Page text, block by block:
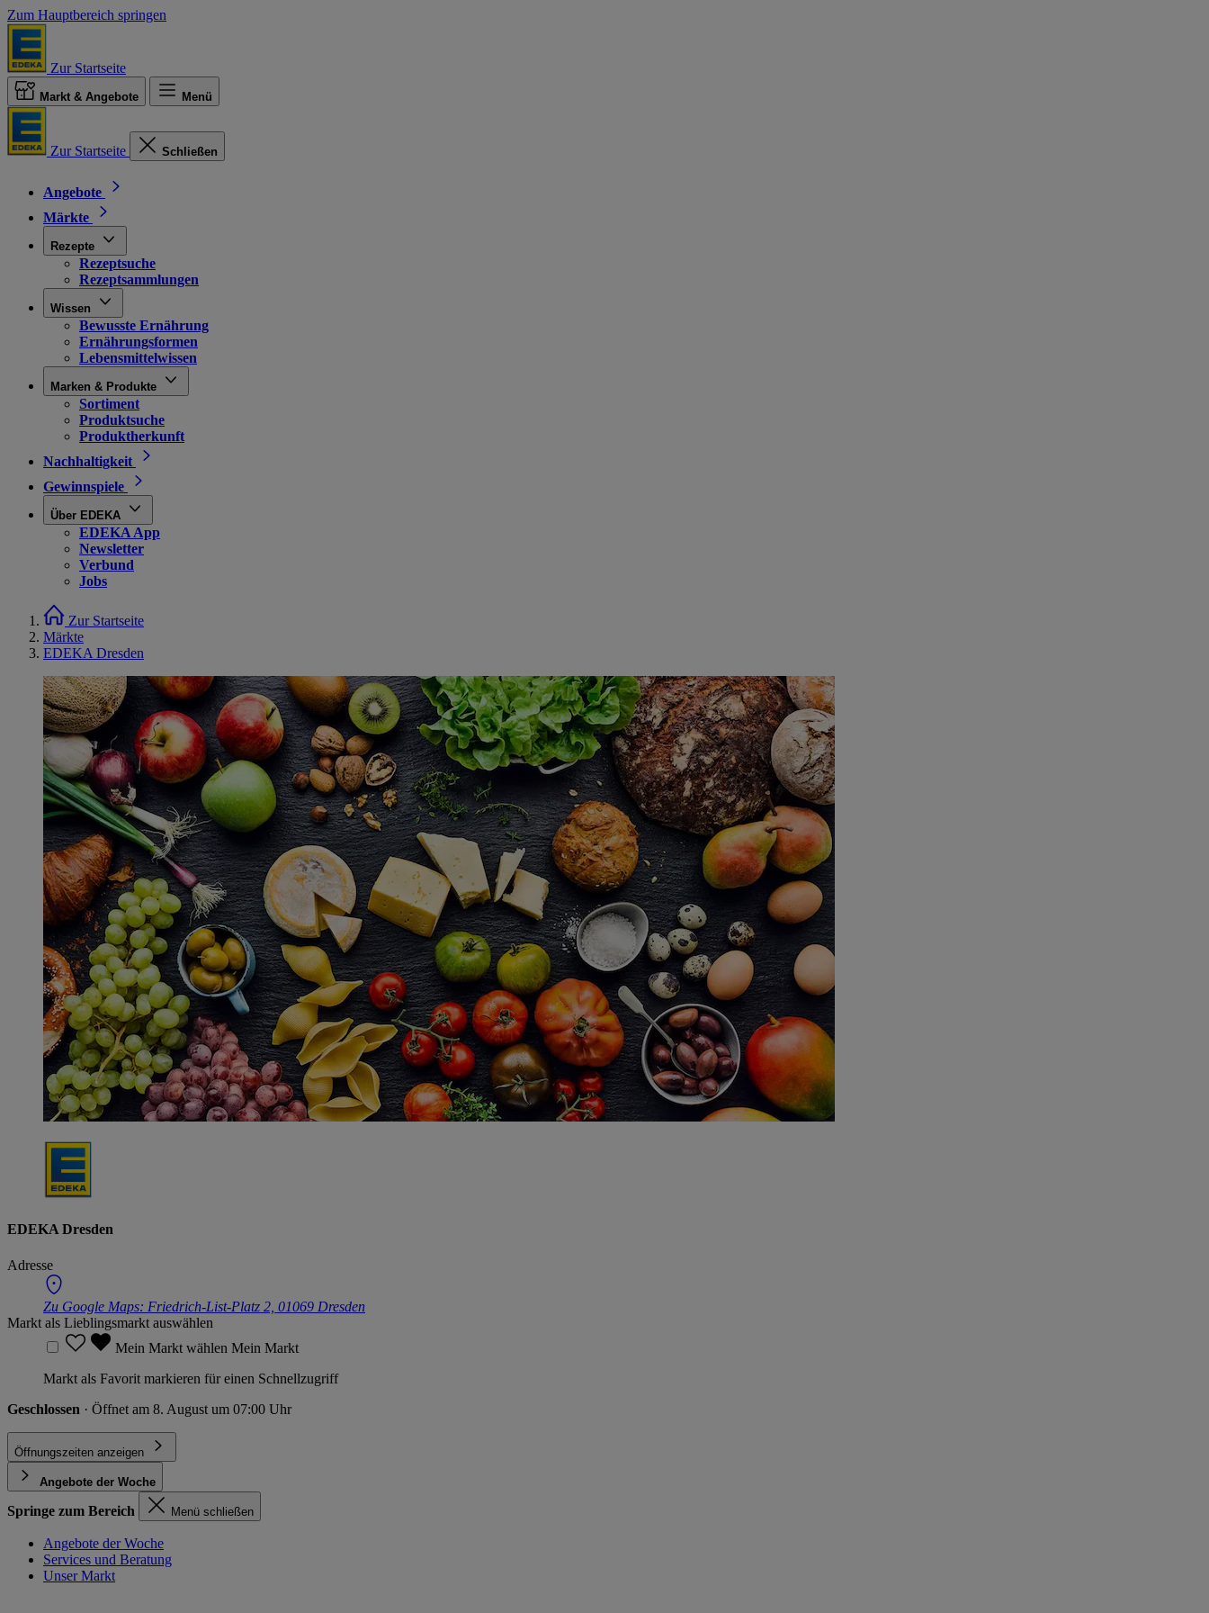
Zum Hauptbereich springen
Zur Startseite
Markt & Angebote Menü
Zur Startseite Schließen
Angebote
Märkte
Rezepte
Rezeptsuche
Rezeptsammlungen
Wissen
Bewusste Ernährung
Ernährungsformen
Lebensmittelwissen
Marken & Produkte
Sortiment
Produktsuche
Produktherkunft
Nachhaltigkeit
Gewinnspiele
Über EDEKA
EDEKA App
Newsletter
Verbund
Jobs
Zur Startseite
Märkte
EDEKA Dresden
EDEKA Dresden
Adresse
Zu Google Maps: Friedrich-List-Platz 2, 01069 Dresden
Markt als Lieblingsmarkt auswählen
Mein Markt wählen Mein Markt
Markt als Favorit markieren für einen Schnellzugriff
Geschlossen · Öffnet am 8. August um 07:00 Uhr
Öffnungszeiten anzeigen
Angebote der Woche
Springe zum Bereich Menü schließen
Angebote der Woche
Services und Beratung
Unser Markt